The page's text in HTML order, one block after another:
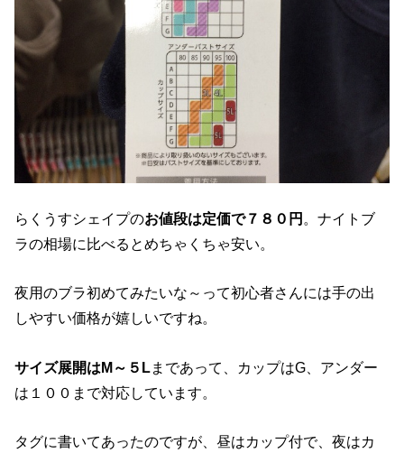
らくうすシェイプのお値段は定価で７８０円 。ナイトブ
ラの相場に比べるとめちゃくちゃ安い。
夜用のブラ初めてみたいな～って初心者さんには手の出
しやすい価格が嬉しいですね。
サイズ展開はM～５L まであって、カップはG、アンダー
は１００まで対応しています。
タグに書いてあったのですが、昼はカップ付で、夜はカ